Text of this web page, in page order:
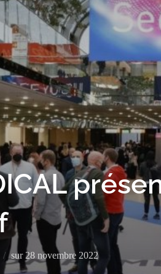
sur28 novembre 2022